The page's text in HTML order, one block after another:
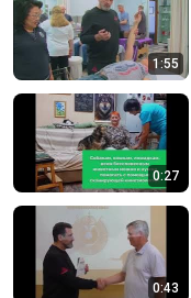
1:55
0:27
0:43